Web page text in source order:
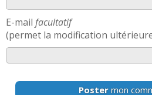
E-mail facultatif
(permet la modification
Poster mon